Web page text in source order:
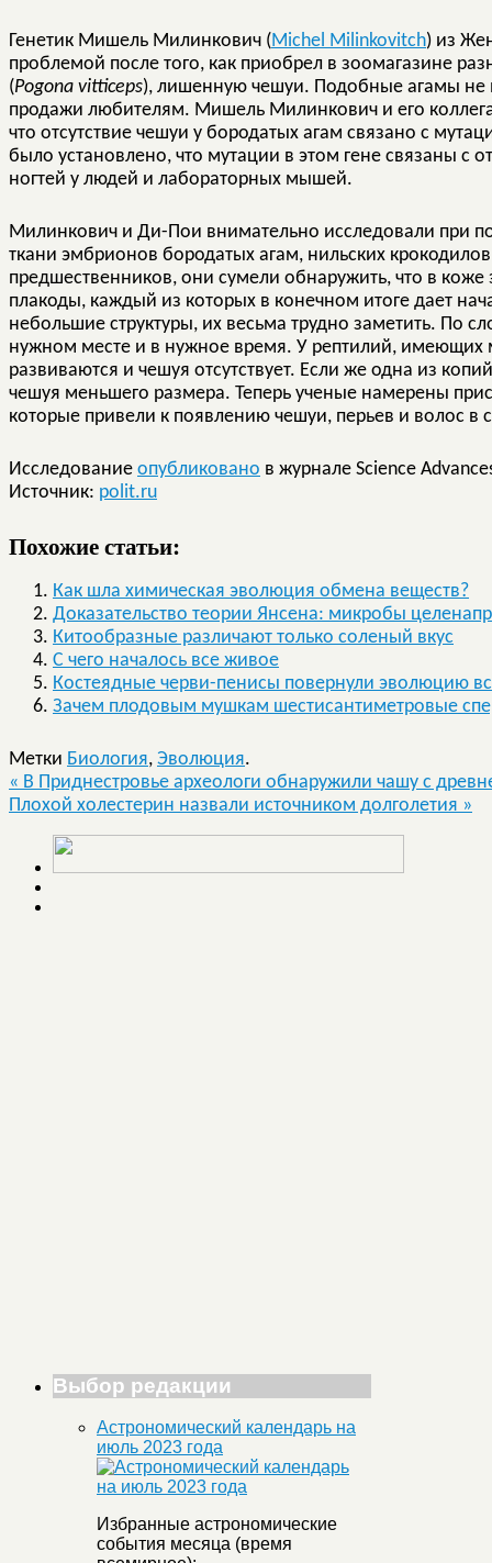
Генетик Мишель Милинкович (Michel Milinkovitch) из
проблемой после того, как приобрел в зоомагазине
(Pogona vitticeps), лишенную чешуи. Подобные агамы не
продажи любителям. Мишель Милинкович и его
что отсутствие чешуи у бородатых агам связано с
было установлено, что мутации в этом гене связаны с
ногтей у людей и лабораторных мышей.
Милинкович и Ди-Пои внимательно исследовали при
ткани эмбрионов бородатых агам, нильских
предшественников, они сумели обнаружить, что в
плакоды, каждый из которых в конечном итоге дает
небольшие структуры, их весьма трудно заметить. По
нужном месте и в нужное время. У рептилий, имеющих
развиваются и чешуя отсутствует. Если же одна из
чешуя меньшего размера. Теперь ученые намерены
которые привели к появлению чешуи, перьев и волос
Исследование опубликовано в журнале Science
Источник: polit.ru
Похожие статьи:
Как шла химическая эволюция обмена веществ?
Доказательство теории Янсена: микробы
Китообразные различают только соленый вкус
С чего началось все живое
Костеядные черви-пенисы повернули эволюцию
Зачем плодовым мушкам шестисантиметровые
Метки Биология, Эволюция.
« В Приднестровье археологи обнаружили чашу с
Плохой холестерин назвали источником долголетия »
Выбор редакции
Астрономический календарь на
июль 2023 года
Избранные астрономические
события месяца (время